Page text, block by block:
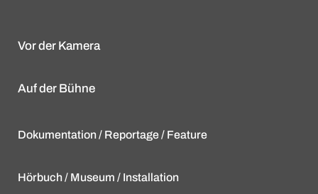
Vor der Kamera
Auf der Bühne
Dokumentation / Reportage / Feature
Hörbuch / Museum / Installation